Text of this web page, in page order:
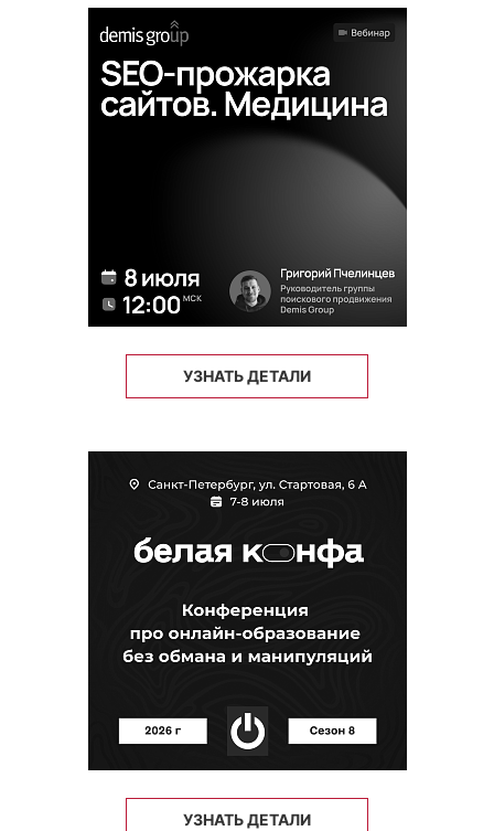
УЗНАТЬ ДЕТАЛИ
УЗНАТЬ ДЕТАЛИ